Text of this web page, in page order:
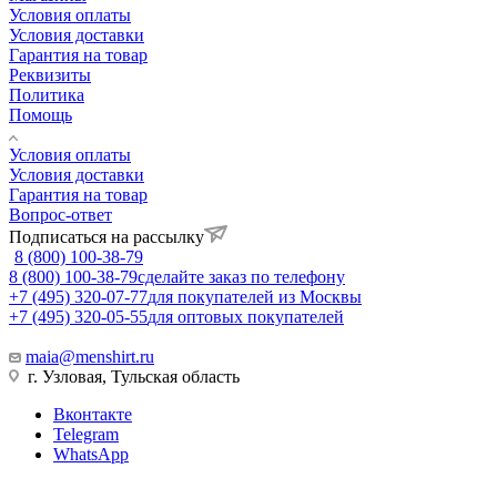
Условия оплаты
Условия доставки
Гарантия на товар
Реквизиты
Политика
Помощь
Условия оплаты
Условия доставки
Гарантия на товар
Вопрос-ответ
Подписаться на рассылку
8 (800) 100-38-79
8 (800) 100-38-79сделайте заказ по телефону
+7 (495) 320-07-77для покупателей из Москвы
+7 (495) 320-05-55для оптовых покупателей
maia@menshirt.ru
г. Узловая, Тульская область
Вконтакте
Telegram
WhatsApp